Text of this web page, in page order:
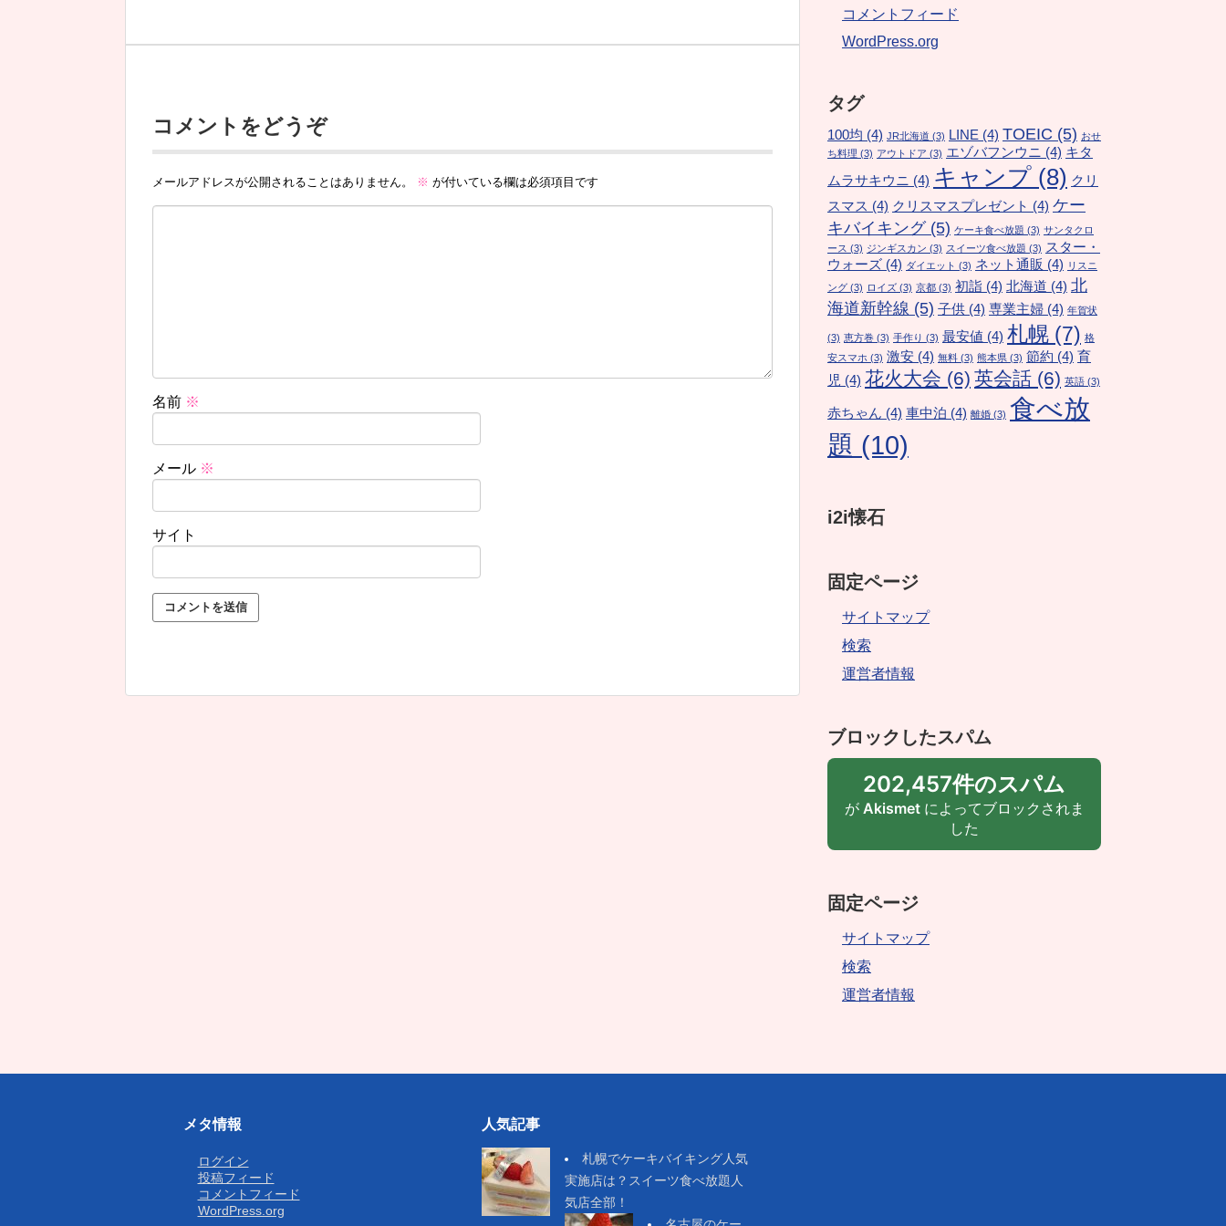
コメントをどうぞ
メールアドレスが公開されることはありません。 ※ が付いている欄は必須項目です
名前 ※
メール ※
サイト
コメントフィード
WordPress.org
タグ
100均 (4) JR北海道 (3) LINE (4) TOEIC (5) おせ
ち料理 (3) アウトドア (3) エゾバフンウニ (4) キタ
ムラサキウニ (4) キャンプ (8) クリ
スマス (4) クリスマスプレゼント (4) ケー
キバイキング(5) ケーキ食べ放題 (3) サンタクロ
ース (3) ジンギスカン (3) スイーツ食べ放題 (3) スター・
ウォーズ (4) ダイエット (3) ネット通販 (4) リスニ
ング (3) ロイズ (3) 京都 (3) 初詣 (4) 北海道 (4) 北
海道新幹線 (5) 子供 (4) 専業主婦 (4) 年賀状
(3) 恵方巻 (3) 手作り (3) 最安値 (4) 札幌 (7) 格
安スマホ (3) 激安 (4) 無料 (3) 熊本県 (3) 節約 (4) 育
児 (4) 花火大会 (6) 英会話 (6) 英語 (3)
赤ちゃん (4) 車中泊 (4) 離婚 (3) 食べ放
題 (10)
i2i懐石
固定ページ
サイトマップ
検索
運営者情報
ブロックしたスパム
202,457件のスパム
が Akismetによってブロックされま
した
固定ページ
サイトマップ
検索
運営者情報
メタ情報
ログイン
投稿フィード
コメントフィード
WordPress.org
人気記事
札幌でケーキバイキング人気
実施店は？スイーツ食べ放題人
気店全部！